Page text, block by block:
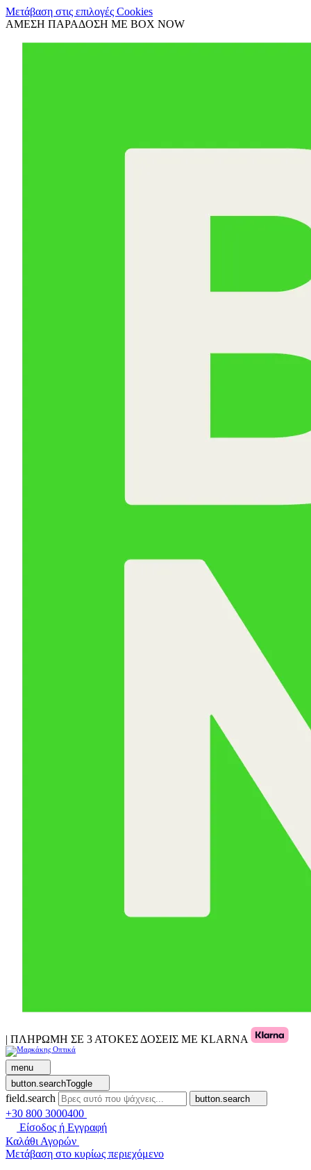
Μετάβαση στις επιλογές Cookies
ΑΜΕΣΗ ΠΑΡΑΔΟΣΗ ΜΕ BOX NOW
| ΠΛΗΡΩΜΗ ΣΕ 3 ΑΤΟΚΕΣ ΔΟΣΕΙΣ ΜΕ KLARNA
menu
button.searchToggle
field.search button.search
+30 800 3000400
Είσοδος ή Εγγραφή
Καλάθι Αγορών
Μετάβαση στο κυρίως περιεχόμενο